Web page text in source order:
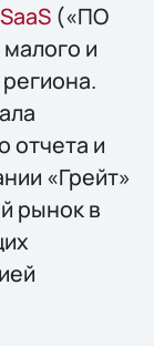
(«ПО
и
отчета и
«Грейт»
рынок в